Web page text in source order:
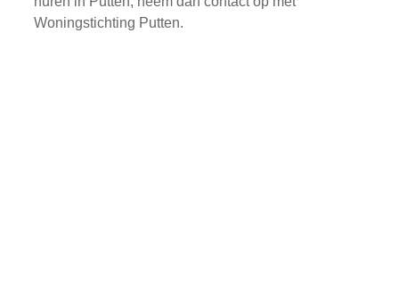
Woningstichting Putten.